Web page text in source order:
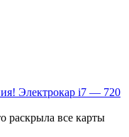
Электрокар i7 — 720
раскрыла все карты